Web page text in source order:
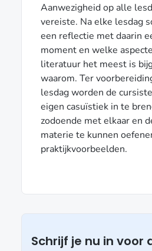
Aanwezigheid op alle
vereiste. Na elke lesdag
een reflectie met daarin
moment en welke
literatuur het meest is
waarom. Ter
lesdag worden de
eigen casuïstiek in te
zodoende met elkaar en
materie te kunnen
praktijkvoorbeelden.
Schrijf je nu in voor